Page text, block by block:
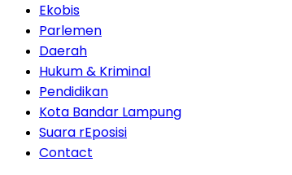
Ekobis
Parlemen
Daerah
Hukum & Kriminal
Pendidikan
Kota Bandar Lampung
Suara rEposisi
Contact